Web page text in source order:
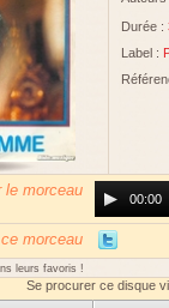
Durée :
Label :
le morceau
Player00:00
morceau
leurs favoris !
Se procurer ce disque